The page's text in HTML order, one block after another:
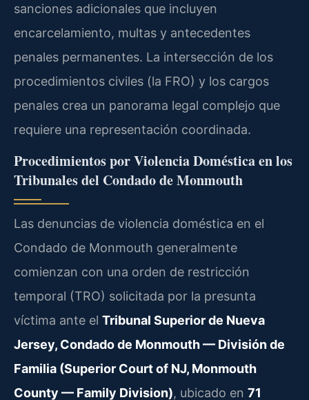
sanciones adicionales que incluyen
encarcelamiento, multas y antecedentes
penales permanentes. La intersección de los
procedimientos civiles (la FRO) y los cargos
penales crea un panorama legal complejo que
requiere una representación coordinada.
Procedimientos por Violencia Doméstica en los
Tribunales del Condado de Monmouth
Las denuncias de violencia doméstica en el
Condado de Monmouth generalmente
comienzan con una orden de restricción
temporal (TRO) solicitada por la presunta
víctima ante el Tribunal Superior de Nueva
Jersey, Condado de Monmouth — División de
Familia (Superior Court of NJ, Monmouth
County — Family Division), ubicado en 71